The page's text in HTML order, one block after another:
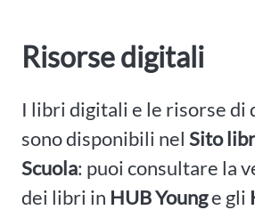
Risorse digitali
I libri digitali e le risorse di
sono disponibili nel Sito
Scuola: puoi consultare la
dei libri in HUB Younge gli